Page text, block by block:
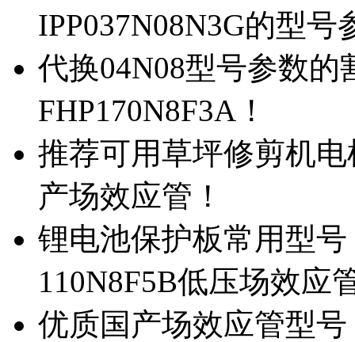
IPP037N08N3G的型号
代换04N08型号参数
FHP170N8F3A！
推荐可用草坪修剪机电
产场效应管！
锂电池保护板常用型号
110N8F5B低压场效应
优质国产场效应管型